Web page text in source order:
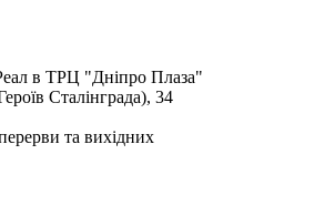
в ТРЦ "Дніпро Плаза"
Сталінграда), 34
та вихідних